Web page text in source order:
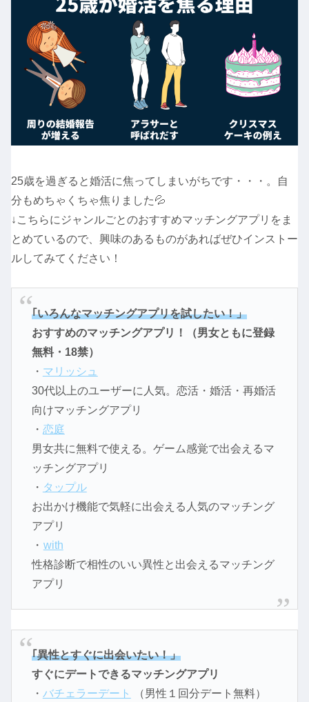
25歳を過ぎると婚活に焦ってしまいがちです・・・。自
分もめちゃくちゃ焦りました💦
↓こちらにジャンルごとのおすすめマッチングアプリをま
とめているので、興味のあるものがあればぜひインストー
ルしてみてください！
｢いろんなマッチングアプリを試したい！」
おすすめのマッチングアプリ！（男女ともに登録
無料・18禁）
・ マリッシュ
30代以上のユーザーに人気。恋活・婚活・再婚活
向けマッチングアプリ
・ 恋庭
男女共に無料で使える。ゲーム感覚で出会えるマ
ッチングアプリ
・ タップル
お出かけ機能で気軽に出会える人気のマッチング
アプリ
・ with
性格診断で相性のいい異性と出会えるマッチング
アプリ
｢異性とすぐに出会いたい！」
すぐにデートできるマッチングアプリ
・ バチェラーデート
（男性１回分デート無料）